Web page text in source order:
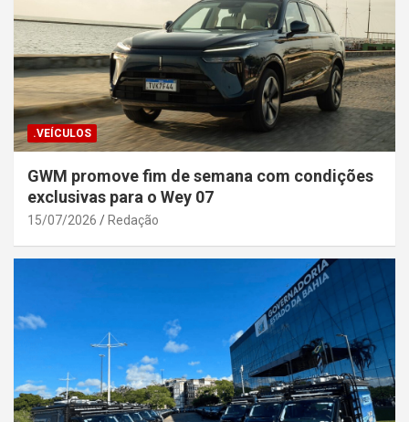
.VEÍCULOS
GWM promove fim de semana com condições
exclusivas para o Wey 07
15/07/2026 Redação